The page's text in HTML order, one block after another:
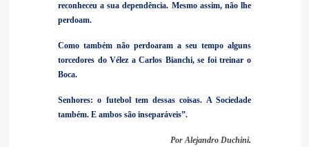
reconheceu a sua dependência. Mesmo assim, não lhe
perdoam.
Como também não perdoaram a seu tempo alguns
torcedores do Vélez a Carlos Bianchi, se foi treinar o
Boca.
Senhores: o futebol tem dessas coisas. A Sociedade
também. E ambos são inseparáveis”.
Por Alejandro Duchini.